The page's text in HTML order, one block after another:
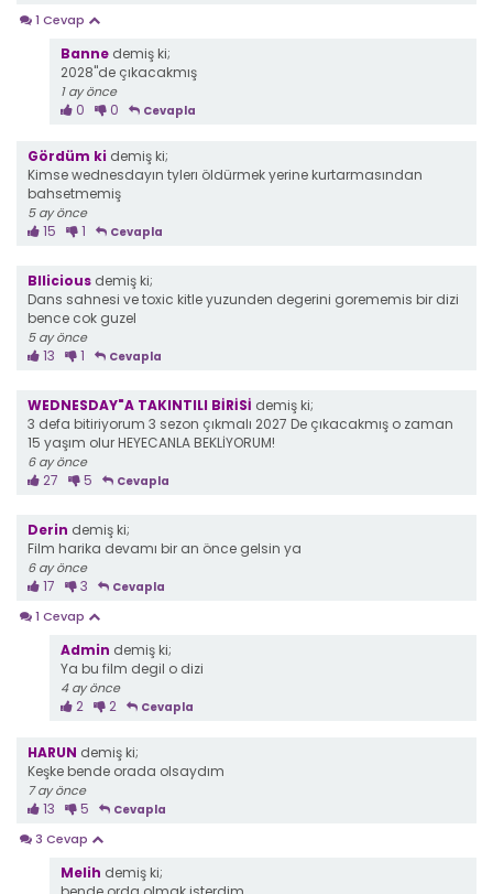
1 Cevap
Banne demiş ki;
2028"de çıkacakmış
1 ay önce
0 0 Cevapla
Gördüm ki demiş ki;
Kimse wednesdayın tylerı öldürmek yerine kurtarmasından
bahsetmemiş
5 ay önce
15 1 Cevapla
Bllicious demiş ki;
Dans sahnesi ve toxic kitle yuzunden degerini gorememis bir dizi
bence cok guzel
5 ay önce
13 1 Cevapla
WEDNESDAY"A TAKINTILI BİRİSİ demiş ki;
3 defa bitiriyorum 3 sezon çıkmalı 2027 De çıkacakmış o zaman
15 yaşım olur HEYECANLA BEKLİYORUM!
6 ay önce
27 5 Cevapla
Derin demiş ki;
Film harika devamı bir an önce gelsin ya
6 ay önce
17 3 Cevapla
1 Cevap
Admin demiş ki;
Ya bu film degil o dizi
4 ay önce
2 2 Cevapla
HARUN demiş ki;
Keşke bende orada olsaydım
7 ay önce
13 5 Cevapla
3 Cevap
Melih demiş ki;